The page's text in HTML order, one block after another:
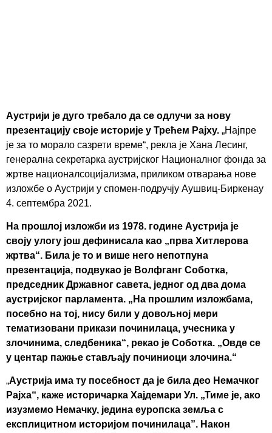
Аустрији је дуго требало да се одлучи за нову
презентацију своје историје у Трећем Рајху. „Најпре
је за то морало сазрети време“, рекла је Хана Лесинг,
генерална секретарка аустријског Националног фонда за
жртве националсоцијализма, приликом отварања нове
изложбе о Аустрији у спомен-подручју Аушвиц-Биркенау
4. септембра 2021.
На прошлој изложби из 1978. године Аустрија је
своју улогу још дефинисала као „прва Хитлерова
жртва“. Била је то и више него непотпуна
презентација, подвукао је Волфганг Соботка,
председник Државног савета, једног од два дома
аустријског парламента. „На прошлим изложбама,
посебно на тој, нису били у довољној мери
тематизовани прикази починилаца, учесника у
злочинима, следбеника“, рекао је Соботка. „Овде се
у центар пажње стављају починиоци злочина.“
„Аустрија има ту посебност да је била део Немачког
Рајха“, каже историчарка Хајдемари Ул. „Тиме је, ако
изузмемо Немачку, једина еуропска земља с
експлицитном историјом починилаца”. Након